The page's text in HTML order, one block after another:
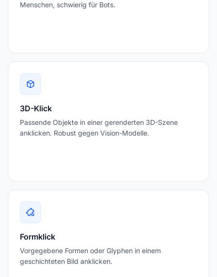
Menschen, schwierig für Bots.
3D-Klick
Passende Objekte in einer gerenderten 3D-Szene
anklicken. Robust gegen Vision-Modelle.
Formklick
Vorgegebene Formen oder Glyphen in einem
geschichteten Bild anklicken.